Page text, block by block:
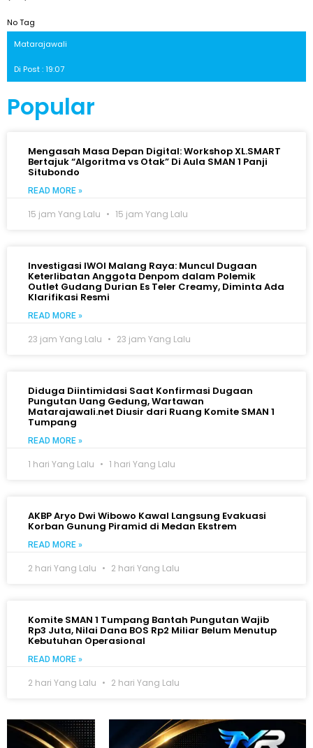
No Tag
Matarajawali
Di Post : 19:07
Popular
Mengasah Masa Depan Digital: Workshop XL.SMART
Bertajuk “Algoritma vs Otak” Di Aula SMAN 1 Panji
Situbondo
READ MORE »
15 jam Yang Lalu 15 jam Yang Lalu
Investigasi IWOI Malang Raya: Muncul Dugaan
Keterlibatan Anggota Denpom dalam Polemik
Outlet Gudang Durian Es Teler Creamy, Diminta Ada
Klarifikasi Resmi
READ MORE »
23 jam Yang Lalu 23 jam Yang Lalu
Diduga Diintimidasi Saat Konfirmasi Dugaan
Pungutan Uang Gedung, Wartawan
Matarajawali.net Diusir dari Ruang Komite SMAN 1
Tumpang
READ MORE »
1 hari Yang Lalu 1 hari Yang Lalu
AKBP Aryo Dwi Wibowo Kawal Langsung Evakuasi
Korban Gunung Piramid di Medan Ekstrem
READ MORE »
2 hari Yang Lalu 2 hari Yang Lalu
Komite SMAN 1 Tumpang Bantah Pungutan Wajib
Rp3 Juta, Nilai Dana BOS Rp2 Miliar Belum Menutup
Kebutuhan Operasional
READ MORE »
2 hari Yang Lalu 2 hari Yang Lalu